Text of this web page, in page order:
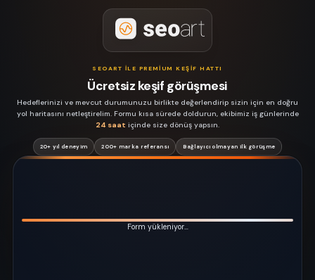
SEOART ILE PREMIUM KEŞIF HATTI
Ücretsiz keşif görüşmesi
Hedeflerinizi ve mevcut durumunuzu birlikte değerlendirip sizin için en doğru
yol haritasını netleştirelim. Formu kısa sürede doldurun, ekibimiz iş günlerinde
24 saat içinde size dönüş yapsın.
20+ yıl deneyim 200+ marka referansı Bağlayıcı olmayan ilk görüşme
Form yükleniyor…